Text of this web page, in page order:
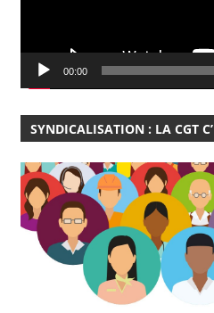
00:00
SYNDICALISATION : LA CGT